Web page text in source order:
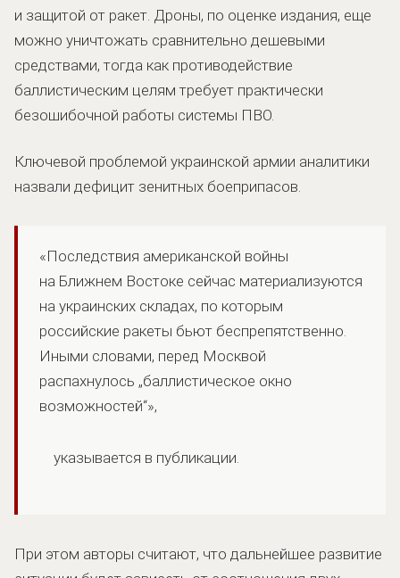
и защитой от ракет. Дроны, по оценке издания, еще
можно уничтожать сравнительно дешевыми
средствами, тогда как противодействие
баллистическим целям требует практически
безошибочной работы системы ПВО.
Ключевой проблемой украинской армии аналитики
назвали дефицит зенитных боеприпасов.
«Последствия американской войны
на Ближнем Востоке сейчас материализуются
на украинских складах, по которым
российские ракеты бьют беспрепятственно.
Иными словами, перед Москвой
распахнулось „баллистическое окно
возможностей“»,
указывается в публикации.
При этом авторы считают, что дальнейшее развитие